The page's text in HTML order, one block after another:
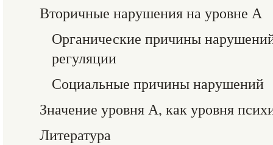
Вторичные нарушения на уровне А
Органические причины
регуляции
Социальные причины нарушений
Значение уровня А, как уровня
Литература